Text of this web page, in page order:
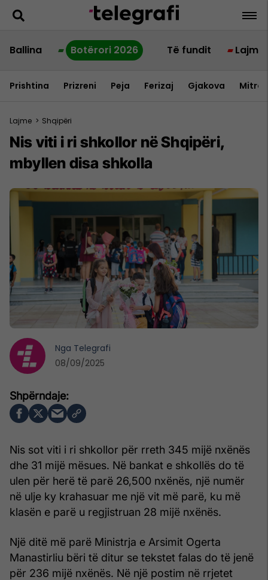
Ballina Botërori 2026 Të fundit Lajme
Prishtina Prizreni Peja Ferizaj Gjakova
Lajme > Shqipëri
Nis viti i ri shkollor në Shqipëri,
mbyllen disa shkolla
Nis sot viti i ri shkollor për rreth 345 mijë nxënës
dhe 31 mijë mësues. Në bankat e shkollës do të
ulen për herë të parë 26,500 nxënës, një numër
në ulje ky krahasuar me një vit më parë, ku më
klasën e parë u regjistruan 28 mijë nxënës.
Një ditë më parë Ministrja e Arsimit Ogerta
Manastirliu bëri të ditur se tekstet falas do të jenë
për 236 mijë nxënës. Në një postim në rrjetet
Nga Telegrafi
08/09/2025